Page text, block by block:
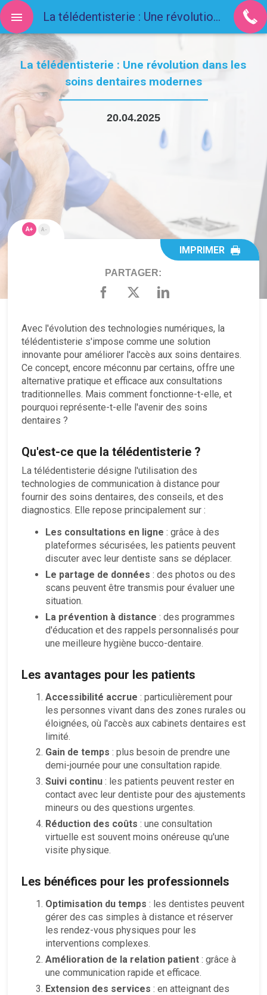
La télédentisterie : Une révolution dans les
soins dentaires modernes
20.04.2025
A+ A-
IMPRIMER
PARTAGER:
Avec l'évolution des technologies numériques, la
télédentisterie s'impose comme une solution
innovante pour améliorer l'accès aux soins dentaires.
Ce concept, encore méconnu par certains, offre une
alternative pratique et efficace aux consultations
traditionnelles. Mais comment fonctionne-t-elle, et
pourquoi représente-t-elle l'avenir des soins
dentaires ?
Qu'est-ce que la télédentisterie ?
La télédentisterie désigne l'utilisation des
technologies de communication à distance pour
fournir des soins dentaires, des conseils, et des
diagnostics. Elle repose principalement sur :
Les consultations en ligne : grâce à des
plateformes sécurisées, les patients peuvent
discuter avec leur dentiste sans se déplacer.
Le partage de données : des photos ou des
scans peuvent être transmis pour évaluer une
situation.
La prévention à distance : des programmes
d'éducation et des rappels personnalisés pour
une meilleure hygiène bucco-dentaire.
Les avantages pour les patients
Accessibilité accrue : particulièrement pour
les personnes vivant dans des zones rurales ou
éloignées, où l'accès aux cabinets dentaires est
limité.
Gain de temps : plus besoin de prendre une
demi-journée pour une consultation rapide.
Suivi continu: les patients peuvent rester en
contact avec leur dentiste pour des ajustements
mineurs ou des questions urgentes.
Réduction des coûts : une consultation
virtuelle est souvent moins onéreuse qu'une
visite physique.
Les bénéfices pour les professionnels
Optimisation du temps : les dentistes peuvent
gérer des cas simples à distance et réserver
les rendez-vous physiques pour les
interventions complexes.
Amélioration de la relation patient: grâce à
une communication rapide et efficace.
Extension des services : en atteignant des
La télédentisterie : Une révolution dans les soins dentaires modernes